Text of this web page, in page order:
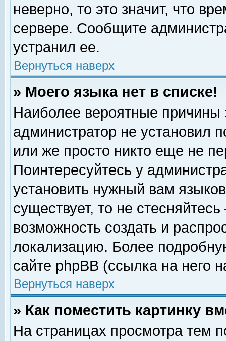
неверно, то это значит, что
сервере. Сообщите
устранил ее.
Вернуться наверх
» Моего языка нет в списке!
Наиболее вероятные причины
администратор не установил
или же просто никто еще не
Поинтересуйтесь у
установить нужный вам
существует, то не
возможность создать и
локализацию. Более
сайте phpBB (ссылка на него
Вернуться наверх
» Как поместить картинку
На страницах просмотра тем